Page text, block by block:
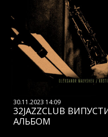
30.11.2023 14:09
32JAZZCLUB
АЛЬБОМ